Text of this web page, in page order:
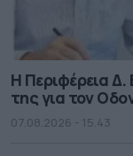
Η Περιφέρεια
της για τον
07.08.2026 - 15.43